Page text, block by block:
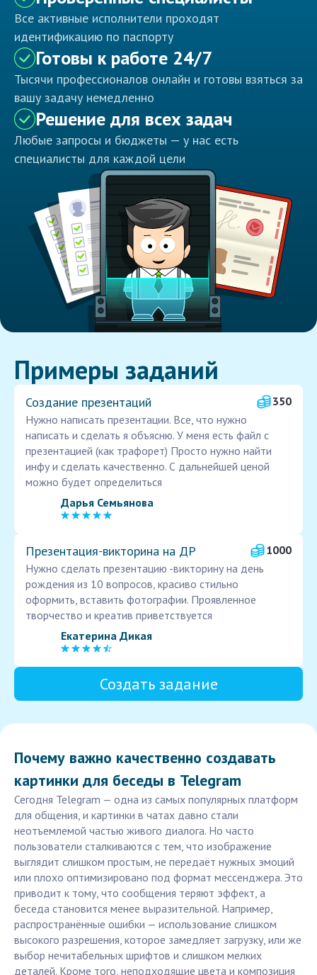
Все активные исполнители проходят
идентификацию по паспорту
Готовы к работе 24/7
Тысячи профессионалов онлайн и готовы взяться за
вашу задачу немедленно
Решение для всех задач
Любые запросы и бюджеты — у нас есть
специалисты для каждой цели
Примеры заданий
Создание презентаций
350
Нужно написать презентации. Все, что нужно
написать и сделать я объясню. У меня есть файл с
презентацией (как трафорет) Просто нужно найти
инфу и сделать качественно. С дальнейшей ценой
можно будет определиться
Дарья Семьянова
Презентация‑викторина на ДР
1000
Нужно сделать презентацию -викторину на день
рождения из 10 вопросов, красиво стильно
оформить, вставить фотографии. Проявленное
творчество и креатив приветствуется
Екатерина Дикая
Создать задание
Почему важно качественно создавать
картинки для беседы в Telegram
Сегодня Telegram — одна из самых популярных платформ
для общения, и картинки в чатах давно стали
неотъемлемой частью живого диалога. Но часто
пользователи сталкиваются с тем, что изображение
выглядит слишком простым, не передаёт нужных эмоций
или плохо оптимизировано под формат мессенджера. Это
приводит к тому, что сообщения теряют эффект, а
беседа становится менее выразительной. Например,
распространённые ошибки — использование слишком
высокого разрешения, которое замедляет загрузку, или же
выбор нечитабельных шрифтов и слишком мелких
деталей. Кроме того, неподходящие цвета и композиция